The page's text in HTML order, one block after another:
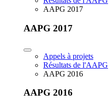
AAPG 2017
AAPG 2017
Appels à projets
Résultats de l'AAPG
AAPG 2016
AAPG 2016